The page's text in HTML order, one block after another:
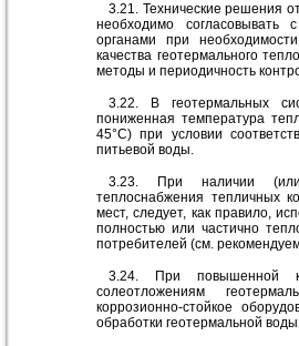
3.21. Технические решения
необходимо
органами при
качества геотермального
методы и периодичность
3.22. В геотермальных
пониженная температура
45°С) при условии
питьевой воды.
3.23. При наличии (или
теплоснабжения тепличных
мест, следует, как правило,
полностью или частично
потребителей (см.
3.24. При повышенной
солеотложениям
коррозионно-стойкое
обработки геотермальной